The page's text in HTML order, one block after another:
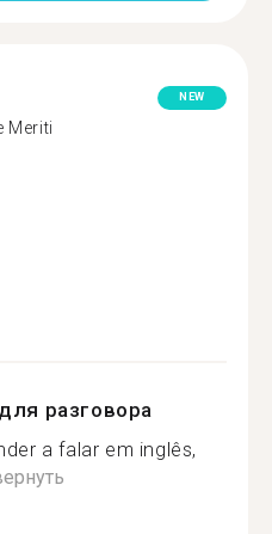
Meriti
NEW
разговора
a falar em inglês,